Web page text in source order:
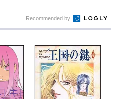
Recommended by